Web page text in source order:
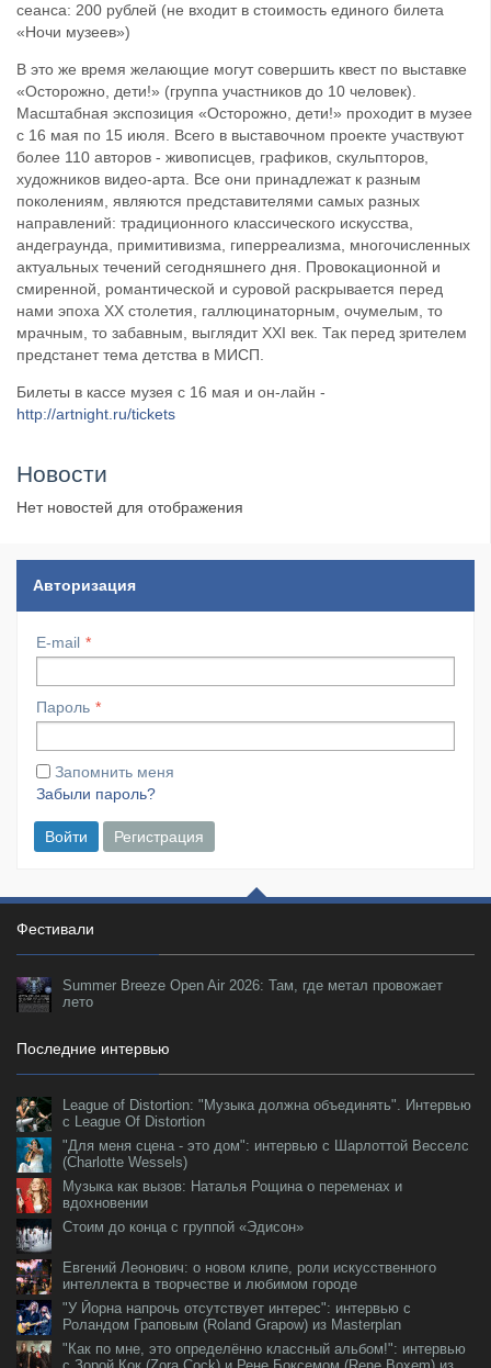
сеанса: 200 рублей (не входит в стоимость единого билета
«Ночи музеев»)
В это же время желающие могут совершить квест по выставке
«Осторожно, дети!» (группа участников до 10 человек).
Масштабная экспозиция «Осторожно, дети!» проходит в музее
с 16 мая по 15 июля. Всего в выставочном проекте участвуют
более 110 авторов - живописцев, графиков, скульпторов,
художников видео-арта. Все они принадлежат к разным
поколениям, являются представителями самых разных
направлений: традиционного классического искусства,
андеграунда, примитивизма, гиперреализма, многочисленных
актуальных течений сегодняшнего дня. Провокационной и
смиренной, романтической и суровой раскрывается перед
нами эпоха ХХ столетия, галлюцинаторным, очумелым, то
мрачным, то забавным, выглядит ХХI век. Так перед зрителем
предстанет тема детства в МИСП.
Билеты в кассе музея с 16 мая и он-лайн -
http://artnight.ru/tickets
Новости
Нет новостей для отображения
Авторизация
E-mail
Пароль
Запомнить меня
Забыли пароль?
Войти Регистрация
Фестивали
Summer Breeze Open Air 2026: Там, где метал провожает
лето
Последние интервью
League of Distortion: "Музыка должна объединять". Интервью
с League Of Distortion
"Для меня сцена - это дом": интервью с Шарлоттой Весселс
(Charlotte Wessels)
Музыка как вызов: Наталья Рощина о переменах и
вдохновении
Стоим до конца с группой «Эдисон»
Евгений Леонович: о новом клипе, роли искусственного
интеллекта в творчестве и любимом городе
"У Йорна напрочь отсутствует интерес": интервью с
Роландом Граповым (Roland Grapow) из Masterplan
"Как по мне, это определённо классный альбом!": интервью